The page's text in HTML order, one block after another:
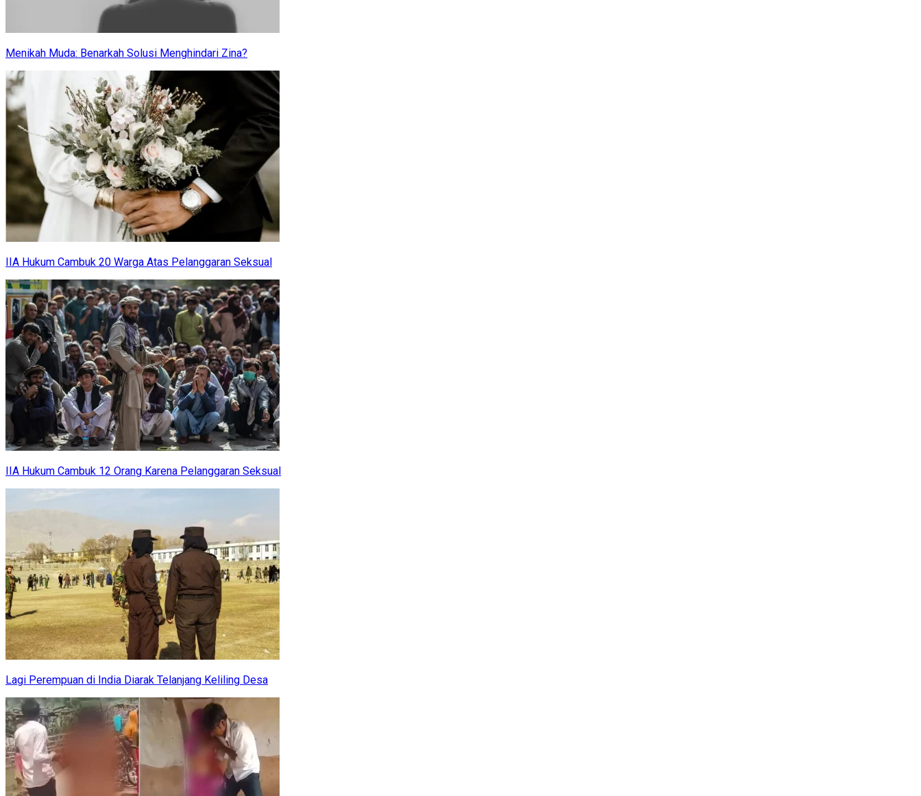
Menikah Muda: Benarkah Solusi Menghindari Zina?
IIA Hukum Cambuk 20 Warga Atas Pelanggaran Seksual
IIA Hukum Cambuk 12 Orang Karena Pelanggaran Seksual
Lagi Perempuan di India Diarak Telanjang Keliling Desa